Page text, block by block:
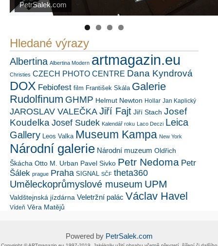
Náš mediální partner
Hledané výrazy
Albertina Albertina Modern artmagazin.eu
Christies CZECH PHOTO CENTRE Dana Kyndrová
DOX Febiofest film František Skála Galerie
Rudolfinum GHMP Helmut Newton Hollar Jan Kaplický
JAROSLAV VALEČKA Jiří Fajt Jiří Stach Josef
Koudelka Josef Sudek Kalendář roku Laco Deczi Leica
Gallery Leos Valka Museum Kampa New York
Národní galerie Národní muzeum Oldřich
Škácha Otto M. Urban Pavel Sivko Petr Nedoma Petr
Šálek prague Praha SIGNAL SČF theta360
Uměleckoprůmyslové museum UPM
Valdštejnská jízdárna Veletržní palác Václav Havel
Vídeň Věra Matějů
Powered by PetrSalek.com